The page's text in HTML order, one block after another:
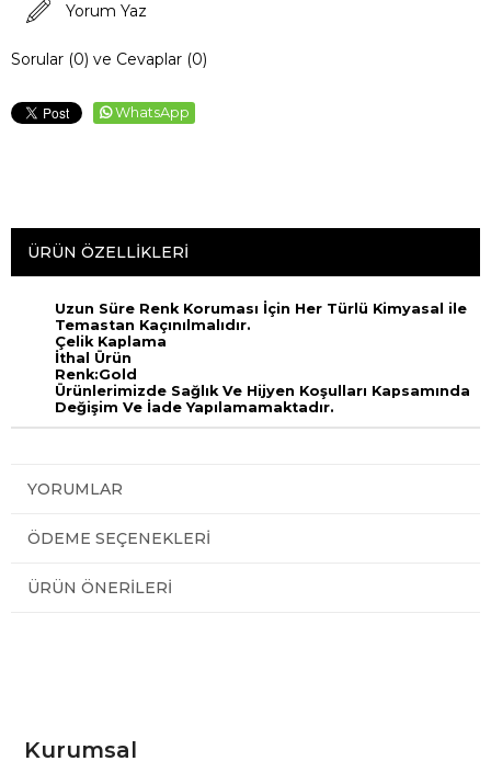
Yorum Yaz
Sorular (0) ve Cevaplar (0)
WhatsApp
ÜRÜN ÖZELLIKLERI
Uzun Süre Renk Koruması İçin Her Türlü Kimyasal ile
Temastan Kaçınılmalıdır.
Çelik Kaplama
İthal Ürün
Renk:Gold
Ürünlerimizde Sağlık Ve Hijyen Koşulları Kapsamında
Değişim Ve İade Yapılamamaktadır.
YORUMLAR
ÖDEME SEÇENEKLERI
ÜRÜN ÖNERILERI
Kurumsal